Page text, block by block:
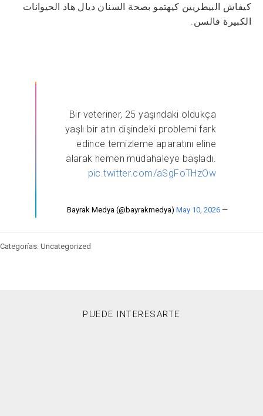
كيفاش البيطريين كيهتمو بصحة السنان ديال هاد الحيوانات
الكبيرة فالسن.
Bir veteriner, 25 yaşındaki oldukça
yaşlı bir atın dişindeki problemi fark
edince temizleme aparatını eline
alarak hemen müdahaleye başladı.
pic.twitter.com/aSgFoTHzOw
— Bayrak Medya (@bayrakmedya)
May 10, 2026
Categorías: Uncategorized
PUEDE INTERESARTE